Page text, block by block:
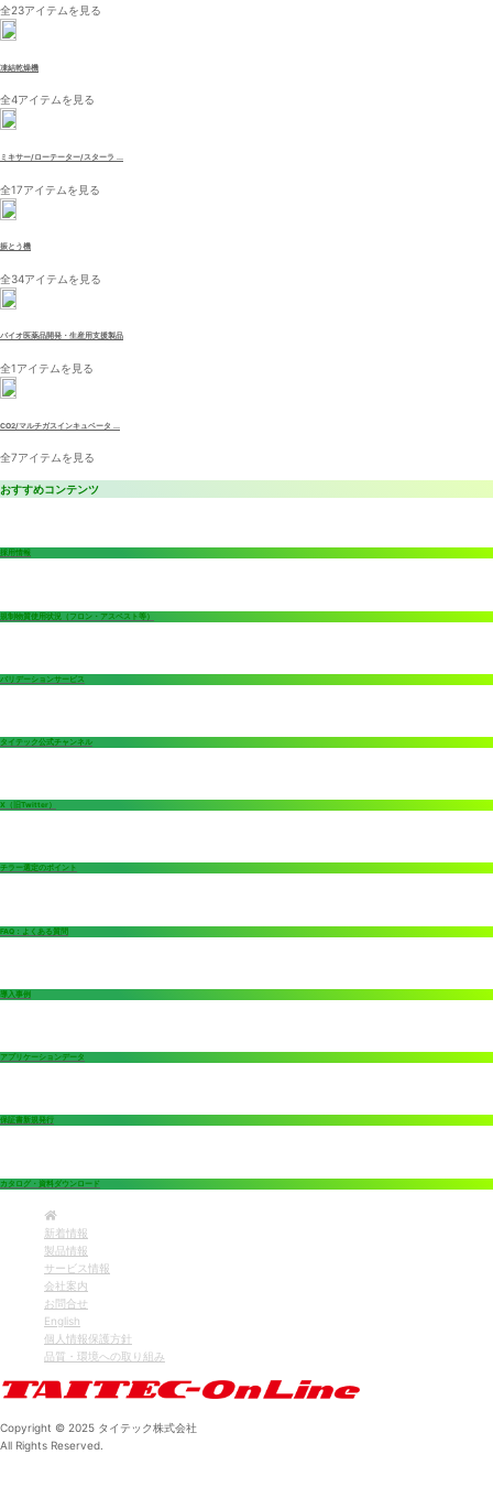
全23アイテムを見る
凍結乾燥機
全4アイテムを見る
ミキサー/ローテーター/スターラ ...
全17アイテムを見る
振とう機
全34アイテムを見る
バイオ医薬品開発・生産用支援製品
全1アイテムを見る
CO2/マルチガスインキュベータ ...
全7アイテムを見る
おすすめコンテンツ
採用情報
規制物質使用状況（フロン・アスベスト等）
バリデーションサービス
タイテック公式チャンネル
X（旧Twitter）
チラー選定のポイント
FAQ：よくある質問
導入事例
アプリケーションデータ
保証書新規発行
カタログ・資料ダウンロード
新着情報
製品情報
サービス情報
会社案内
お問合せ
English
個人情報保護方針
品質・環境への取り組み
Copyright © 2025 タイテック株式会社
All Rights Reserved.